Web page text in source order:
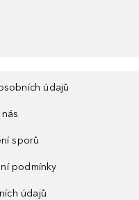
údajů
sporů
podmínky
údajů